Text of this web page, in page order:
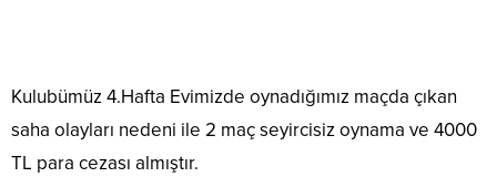
Kulubümüz 4.Hafta Evimizde oynadığımız maçda çıkan
saha olayları nedeni ile 2 maç seyircisiz oynama ve 4000
TL para cezası almıştır.